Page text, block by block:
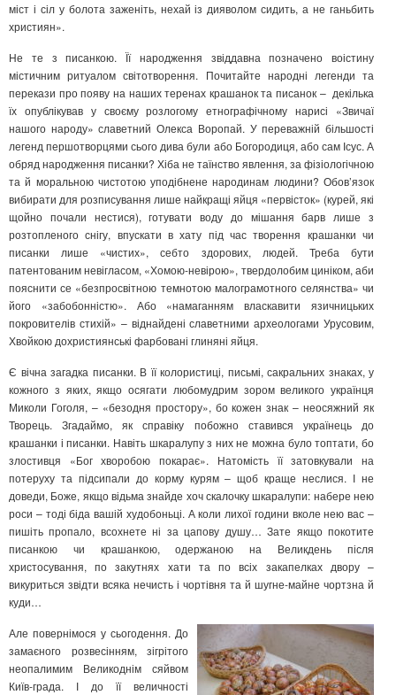
міст і сіл у болота заженіть, нехай із дияволом сидить, а не ганьбить
християн».
Не те з писанкою. Її народження звіддавна позначено воістину
містичним ритуалом світотворення. Почитайте народні легенди та
перекази про появу на наших теренах крашанок та писанок – декілька
їх опублікував у своєму розлогому етнографічному нарисі «Звичаї
нашого народу» славетний Олекса Воропай. У переважній більшості
легенд першотворцями сього дива були або Богородиця, або сам Ісус. А
обряд народження писанки? Хіба не таїнство явлення, за фізіологічною
та й моральною чистотою уподібнене народинам людини? Обов’язок
вибирати для розписування лише найкращі яйця «первісток» (курей, які
щойно почали нестися), готувати воду до мішання барв лише з
розтопленого снігу, впускати в хату під час творення крашанки чи
писанки лише «чистих», себто здорових, людей. Треба бути
патентованим невігласом, «Хомою-невірою», твердолобим циніком, аби
пояснити се «безпросвітною темнотою малограмотного селянства» чи
його «забобонністю». Або «намаганням власкавити язичницьких
покровителів стихій» – віднайдені славетними археологами Урусовим,
Хвойкою дохристиянські фарбовані глиняні яйця.
Є вічна загадка писанки. В її колористиці, письмі, сакральних знаках, у
кожного з яких, якщо осягати любомудрим зором великого українця
Миколи Гоголя, – «безодня простору», бо кожен знак – неосяжний як
Творець. Згадаймо, як справіку побожно ставився українець до
крашанки і писанки. Навіть шкаралупу з них не можна було топтати, бо
злостивця «Бог хворобою покарає». Натомість її затовкували на
потеруху та підсипали до корму курям – щоб краще неслися. І не
доведи, Боже, якщо відьма знайде хоч скалочку шкаралупи: набере нею
роси – тоді біда вашій худобоньці. А коли лихої години вколе нею вас –
пишіть пропало, всохнете ні за цапову душу… Зате якщо покотите
писанкою чи крашанкою, одержаною на Великдень після
христосування, по закутнях хати та по всіх закапелках двору –
викуриться звідти всяка нечисть і чортівня та й шугне-майне чортзна й
куди…
Але повернімося у сьогодення. До
замаєного розвесінням, зігрітого
неопалимим Великоднім сяйвом
Київ-града. І до її величності